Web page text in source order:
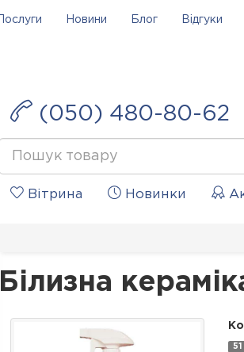
Послуги Новини Блог Відгуки
(050) 480-80-62
Вітрина Новинки
Білизна
51